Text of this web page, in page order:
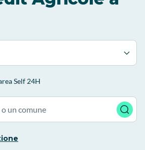
Self 24H